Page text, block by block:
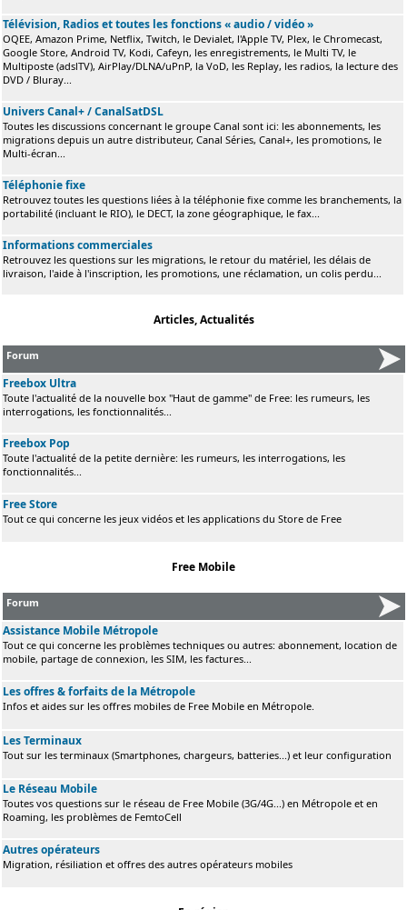
Télévision, Radios et toutes les fonctions « audio / vidéo »
OQEE, Amazon Prime, Netflix, Twitch, le Devialet, l'Apple TV, Plex, le Chromecast,
Google Store, Android TV, Kodi, Cafeyn, les enregistrements, le Multi TV, le
Multiposte (adslTV), AirPlay/DLNA/uPnP, la VoD, les Replay, les radios, la lecture des
DVD / Bluray...
Univers Canal+ / CanalSatDSL
Toutes les discussions concernant le groupe Canal sont ici: les abonnements, les
migrations depuis un autre distributeur, Canal Séries, Canal+, les promotions, le
Multi-écran...
Téléphonie fixe
Retrouvez toutes les questions liées à la téléphonie fixe comme les branchements, la
portabilité (incluant le RIO), le DECT, la zone géographique, le fax...
Informations commerciales
Retrouvez les questions sur les migrations, le retour du matériel, les délais de
livraison, l'aide à l'inscription, les promotions, une réclamation, un colis perdu...
Articles, Actualités
Forum
Freebox Ultra
Toute l'actualité de la nouvelle box "Haut de gamme" de Free: les rumeurs, les
interrogations, les fonctionnalités...
Freebox Pop
Toute l'actualité de la petite dernière: les rumeurs, les interrogations, les
fonctionnalités...
Free Store
Tout ce qui concerne les jeux vidéos et les applications du Store de Free
Free Mobile
Forum
Assistance Mobile Métropole
Tout ce qui concerne les problèmes techniques ou autres: abonnement, location de
mobile, partage de connexion, les SIM, les factures...
Les offres & forfaits de la Métropole
Infos et aides sur les offres mobiles de Free Mobile en Métropole.
Les Terminaux
Tout sur les terminaux (Smartphones, chargeurs, batteries...) et leur configuration
Le Réseau Mobile
Toutes vos questions sur le réseau de Free Mobile (3G/4G...) en Métropole et en
Roaming, les problèmes de FemtoCell
Autres opérateurs
Migration, résiliation et offres des autres opérateurs mobiles